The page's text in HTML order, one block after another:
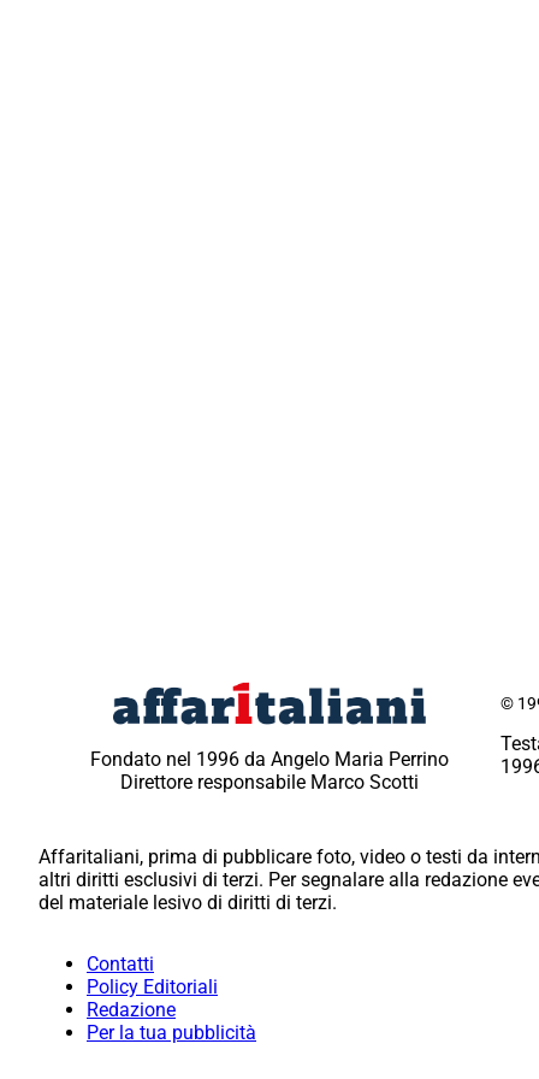
Fondato nel 1996 da Angelo Maria Perrino
Direttore responsabile Marco Scotti
©
Affaritaliani, prima di pubblicare foto, video o testi da
altri diritti esclusivi di terzi. Per segnalare alla redazione
del materiale lesivo di diritti di terzi.
Contatti
Policy Editoriali
Redazione
Per la tua pubblicità